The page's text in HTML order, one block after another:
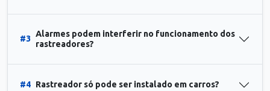
#3
Alarmes podem interferir no funcionamento dos
rastreadores?
#4 Rastreador só pode ser instalado em carros?